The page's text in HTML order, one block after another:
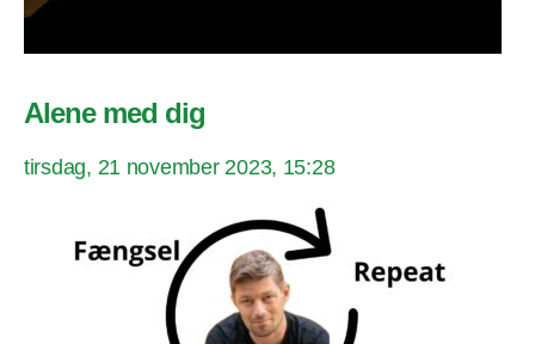
Alene med dig
tirsdag, 21 november 2023, 15:28